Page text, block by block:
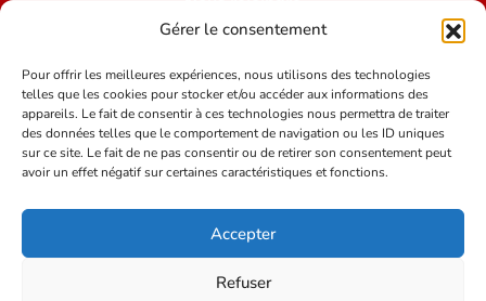
Gérer le consentement
Pour offrir les meilleures expériences, nous utilisons des technologies
telles que les cookies pour stocker et/ou accéder aux informations des
appareils. Le fait de consentir à ces technologies nous permettra de traiter
des données telles que le comportement de navigation ou les ID uniques
sur ce site. Le fait de ne pas consentir ou de retirer son consentement peut
avoir un effet négatif sur certaines caractéristiques et fonctions.
Accepter
Refuser
Nous contacter
Conditions du site
Mentions légales
Politique de protection des données
Crédits